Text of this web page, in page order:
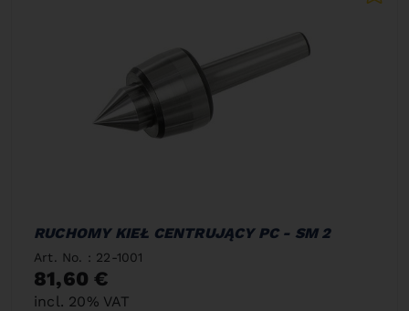
RUCHOMY KIEŁ CENTRUJĄCY PC - SM 2
Art. No. : 22-1001
81,60 €
incl. 20% VAT